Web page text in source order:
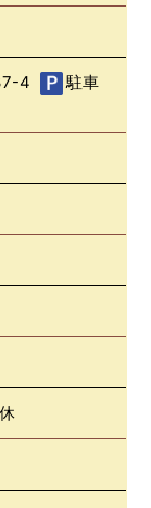
4
駐車